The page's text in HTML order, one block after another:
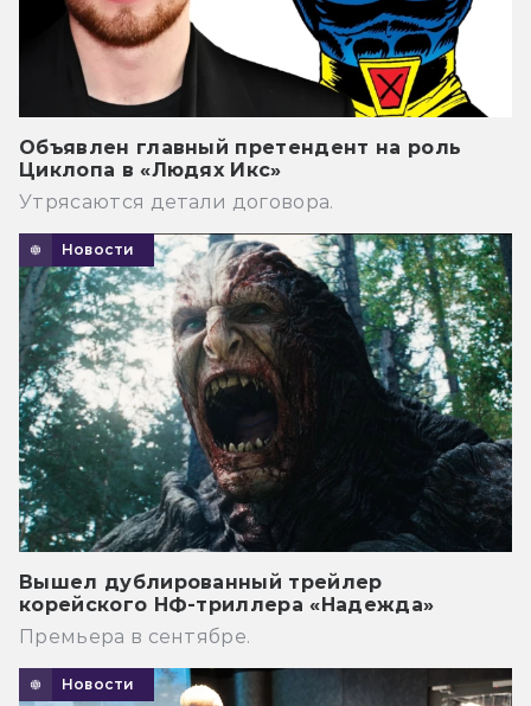
Объявлен главный претендент на роль
Циклопа в «Людях Икс»
Утрясаются детали договора.
Новости
Вышел дублированный трейлер
корейского НФ-триллера «Надежда»
Премьера в сентябре.
Новости